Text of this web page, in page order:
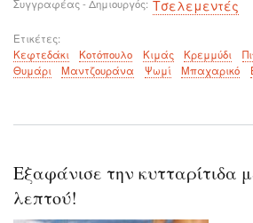
Συγγραφέας - Δημιουργός Τσελεμεντές
Ετικέτες
Κεφτεδάκι
Κοτόπουλο Κιμάς Κρεμμύδι
Θυμάρι
Μαντζουράνα Ψωμί Μπαχαρικό
Εξαφάνισε την κυτταρίτιδα
λεπτού!